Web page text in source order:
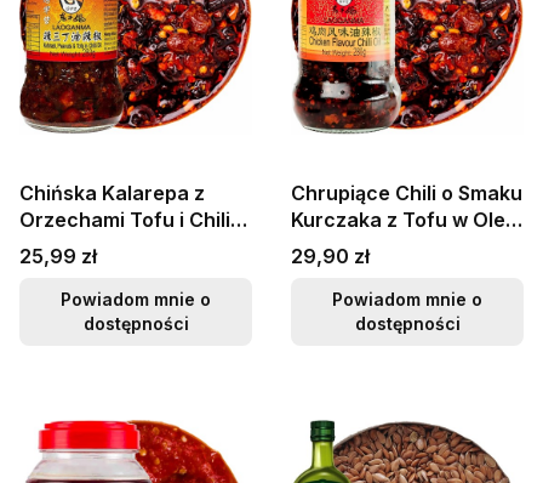
Chińska Kalarepa z
Orzechami Tofu i Chili
Do Smażenia w Woku
280g LAO GAN MA
Cena
25,99 zł
Powiadom mnie o
dostępności
Chrupiące Chili o Smaku
Kurczaka z Tofu w Oleju
Hot Chicken 280g LAO
GAN MA
Cena
29,90 zł
Powiadom mnie o
dostępności